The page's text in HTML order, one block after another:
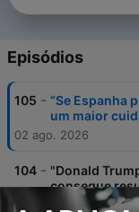
Episódios
105 - “Se Espanha
um maior
02 ago. 2026
104 - "Donald
consegue
para fazer um